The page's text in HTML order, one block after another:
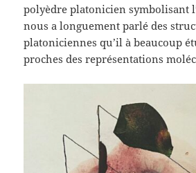
polyèdre platonicien symbolisant
nous a longuement parlé des
platoniciennes qu’il à beaucoup
proches des représentations